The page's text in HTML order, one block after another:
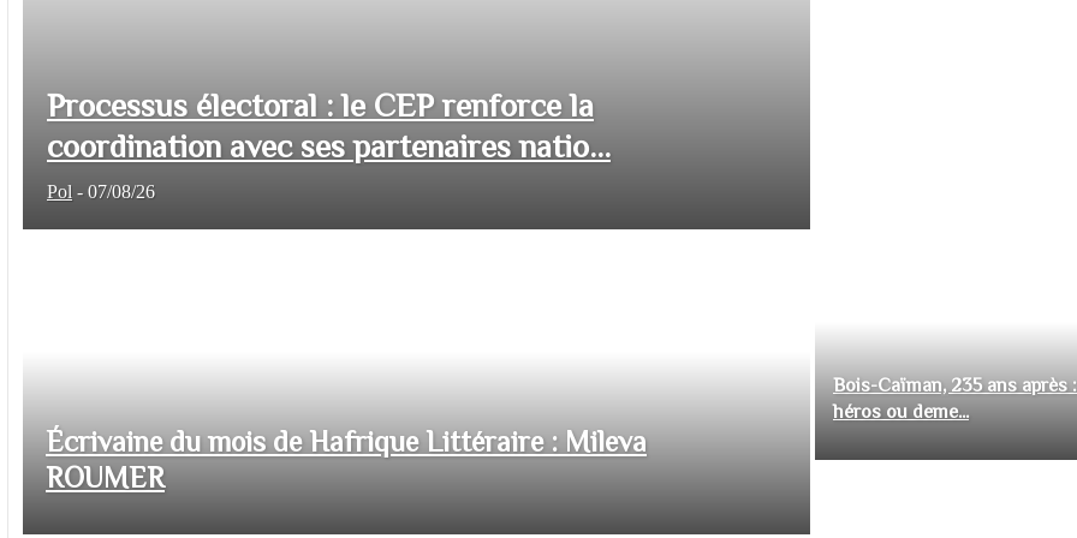
Processus électoral : le CEP renforce la
coordination avec ses partenaires natio...
Pol - 07/08/26
Écrivaine du mois de Hafrique Littéraire : Mileva
ROUMER
Bois-Caïman, 235 ans après
héros ou deme...